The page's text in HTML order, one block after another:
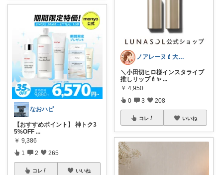
なおハピ
【おすすめポイント】 神トク3
5%OFF ...
￥ 9,386
1 2 265
コレ いいね
ノアレーヌ💄大人ゆる美容
＼小田切ヒロ様インスタライブ
推しリップ💄✨ ...
￥ 4,950
0 3 208
コレ いいね